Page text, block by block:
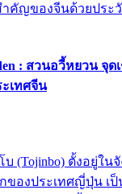
คัญของจีนด้วยประ
: สวนอวี้หยวน จุ
ะเทศจีน
(Tojinbo) ตั้งอยู่ใน
ของประเทศญี่ปุ่น เ